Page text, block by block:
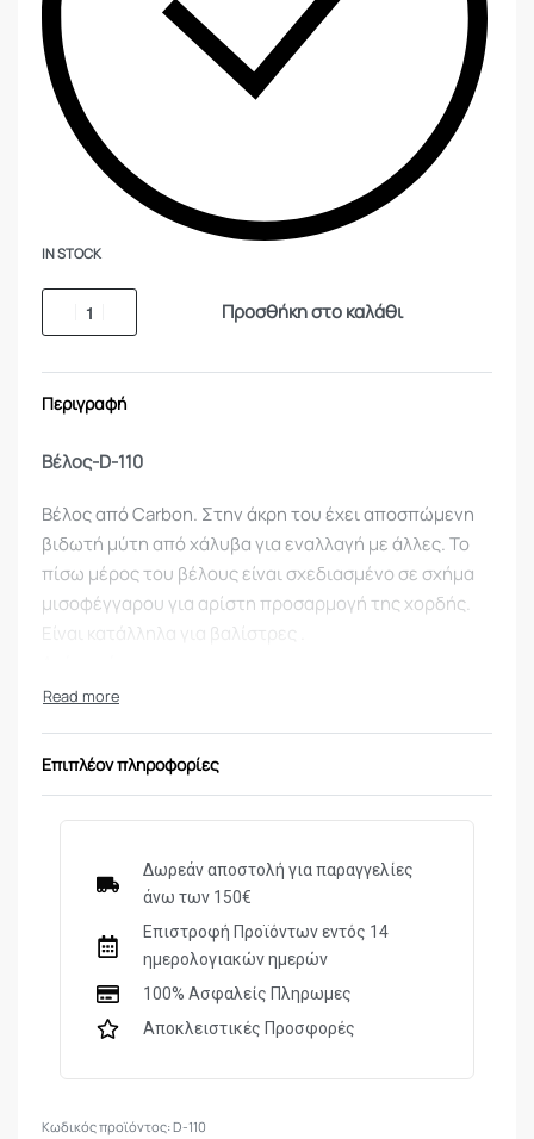
IN STOCK
Προσθήκη στο καλάθι
Περιγραφή
Βέλος-D-110
Βέλος από Carbon. Στην άκρη του έχει αποσπώμενη
βιδωτή μύτη από χάλυβα για εναλλαγή με άλλες. Το
πίσω μέρος του βέλους είναι σχεδιασμένο σε σχήμα
μισοφέγγαρου για αρίστη προσαρμογή της χορδής.
Είναι κατάλληλα για βαλίστρες .
Μήκος: 38,10εκ. & 19,05
Επιπλέον πληροφορίες
Δωρεάν αποστολή για παραγγελίες
άνω των 150€
Επιστροφή Προϊόντων εντός 14
ημερολογιακών ημερών
100% Ασφαλείς Πληρωμες
Αποκλειστικές Προσφορές
D-110